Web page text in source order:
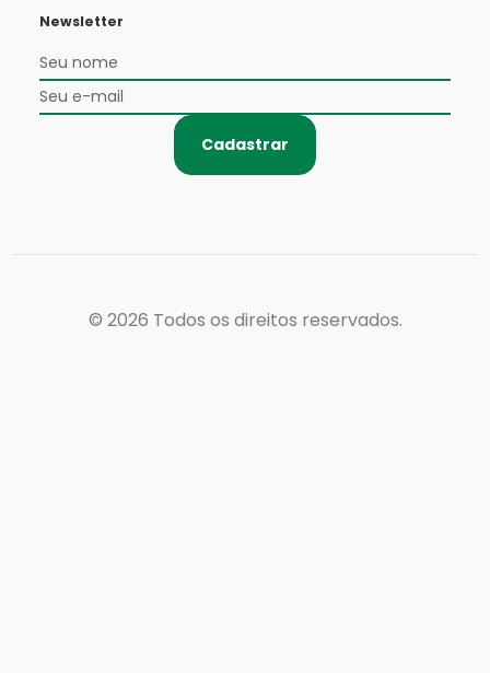
Newsletter
Cadastrar
© 2026 Todos os direitos reservados.